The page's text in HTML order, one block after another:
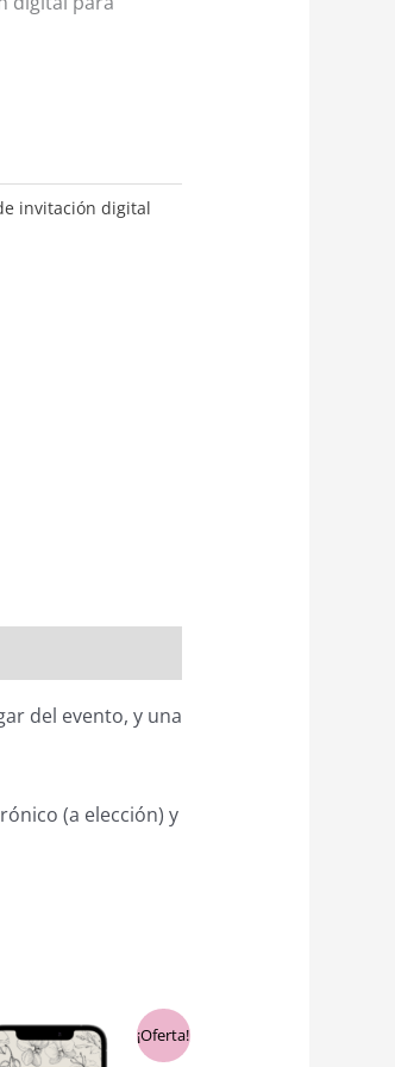
invitación digital
del evento, y una
(a elección) y
¡Oferta!
El
precio
precio